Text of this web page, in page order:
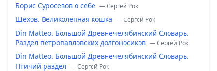
Борис Суросевов о себе — Сергей Рок
Щехов. Великолепная кошка — Сергей Рок
Din Matteo. Большой Древнечелябинский Словарь.
Раздел петропавловских долгоносиков — Сергей Рок
Din Matteo. Большой Древнечелябинский Словарь.
Птичий раздел — Сергей Рок